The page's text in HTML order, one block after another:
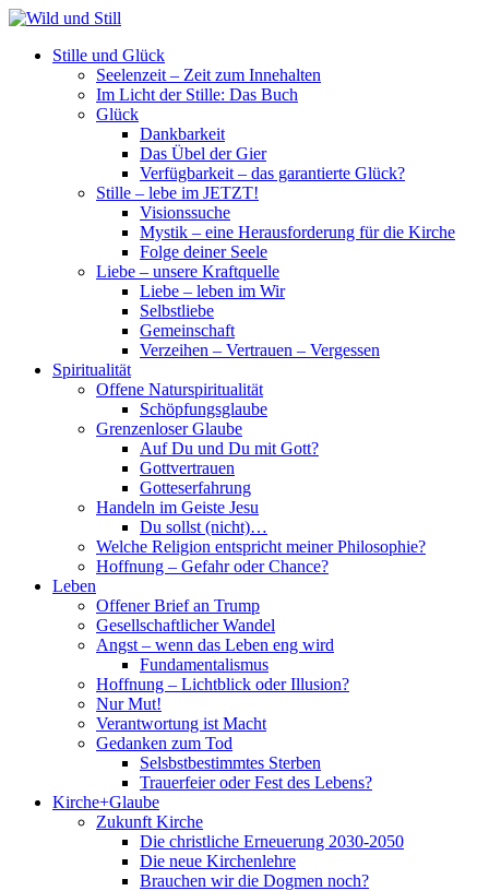
Stille und Glück
Seelenzeit – Zeit zum Innehalten
Im Licht der Stille: Das Buch
Glück
Dankbarkeit
Das Übel der Gier
Verfügbarkeit – das garantierte Glück?
Stille – lebe im JETZT!
Visionssuche
Mystik – eine Herausforderung für die Kirche
Folge deiner Seele
Liebe – unsere Kraftquelle
Liebe – leben im Wir
Selbstliebe
Gemeinschaft
Verzeihen – Vertrauen – Vergessen
Spiritualität
Offene Naturspiritualität
Schöpfungsglaube
Grenzenloser Glaube
Auf Du und Du mit Gott?
Gottvertrauen
Gotteserfahrung
Handeln im Geiste Jesu
Du sollst (nicht)…
Welche Religion entspricht meiner Philosophie?
Hoffnung – Gefahr oder Chance?
Leben
Offener Brief an Trump
Gesellschaftlicher Wandel
Angst – wenn das Leben eng wird
Fundamentalismus
Hoffnung – Lichtblick oder Illusion?
Nur Mut!
Verantwortung ist Macht
Gedanken zum Tod
Selsbstbestimmtes Sterben
Trauerfeier oder Fest des Lebens?
Kirche+Glaube
Zukunft Kirche
Die christliche Erneuerung 2030-2050
Die neue Kirchenlehre
Brauchen wir die Dogmen noch?